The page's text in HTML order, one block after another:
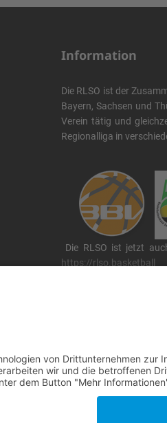
Information
Die RLSO ist der
Bayern, Sachsen und
Verein tätig und
Regionalliga in
Die RLSO ist jetzt
https://rlso.basketball